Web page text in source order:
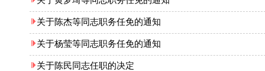
关于陈杰等同志职务任免的通知
关于杨莹等同志职务任免的通知
关于陈民同志任职的决定